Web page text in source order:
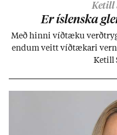
Ketill
Er ís­lenska
Með hinni víð­tæku
end­um veitt víð­tæk­ari
Ketill